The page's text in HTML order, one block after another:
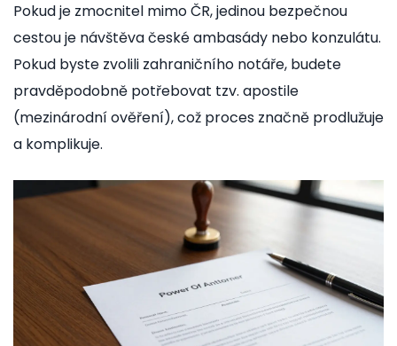
Pokud je zmocnitel mimo ČR, jedinou bezpečnou
cestou je návštěva české ambasády nebo konzulátu.
Pokud byste zvolili zahraničního notáře, budete
pravděpodobně potřebovat tzv. apostile
(mezinárodní ověření), což proces značně prodlužuje
a komplikuje.